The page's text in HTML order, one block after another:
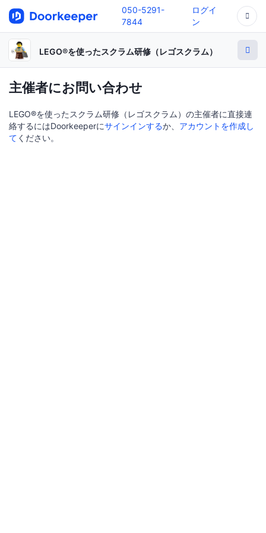
050-5291-
7844
ログイ
ン
LEGO®を使ったスクラム研修（レゴスクラム）
主催者にお問い合わせ
LEGO®を使ったスクラム研修（レゴスクラム）の主催者に直接連
絡するにはDoorkeeperにサインインするか、 アカウントを作成し
て ください。